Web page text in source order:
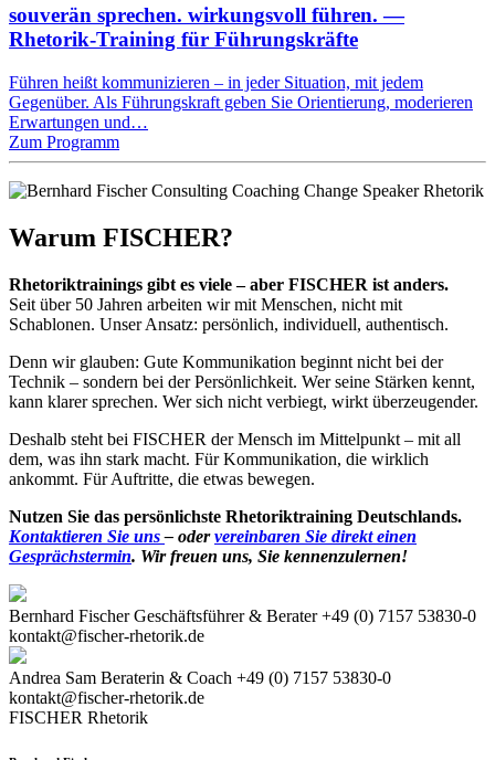
souverän sprechen. wirkungsvoll führen. —
Rhetorik-Training für Führungskräfte
Führen heißt kommunizieren – in jeder Situation, mit jedem
Gegenüber. Als Führungskraft geben Sie Orientierung, moderieren
Erwartungen und…
Zum Programm
Warum FISCHER?
Rhetoriktrainings gibt es viele – aber FISCHER ist anders.
Seit über 50 Jahren arbeiten wir mit Menschen, nicht mit
Schablonen. Unser Ansatz: persönlich, individuell, authentisch.
Denn wir glauben: Gute Kommunikation beginnt nicht bei der
Technik – sondern bei der Persönlichkeit. Wer seine Stärken kennt,
kann klarer sprechen. Wer sich nicht verbiegt, wirkt überzeugender.
Deshalb steht bei FISCHER der Mensch im Mittelpunkt – mit all
dem, was ihn stark macht. Für Kommunikation, die wirklich
ankommt. Für Auftritte, die etwas bewegen.
Nutzen Sie das persönlichste Rhetoriktraining Deutschlands.
Kontaktieren Sie uns– odervereinbaren Sie direkt einen
Gesprächstermin. Wir freuen uns, Sie kennenzulernen!
Bernhard Fischer Geschäftsführer & Berater +49 (0) 7157 53830-0
kontakt@fischer-rhetorik.de
Andrea Sam Beraterin & Coach +49 (0) 7157 53830-0
kontakt@fischer-rhetorik.de
FISCHER Rhetorik